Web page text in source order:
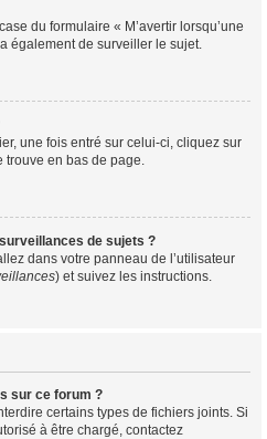
du formulaire « M’avertir lorsqu’une
également de surveiller le sujet.
une fois entré sur celui-ci, cliquez sur
trouve en bas de page.
de sujets ?
dans votre panneau de l’utilisateur
) et suivez les instructions.
sur ce forum ?
certains types de fichiers joints. Si
à être chargé, contactez